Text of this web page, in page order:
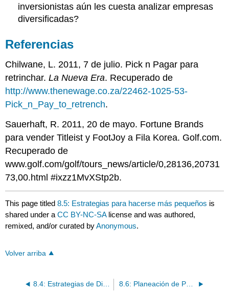
inversionistas aún les cuesta analizar empresas
diversificadas?
Referencias
Chilwane, L. 2011, 7 de julio. Pick n Pagar para
retrinchar.La Nueva Era. Recuperado de
http://www.thenewage.co.za/22462-1025-53-
Pick_n_Pay_to_retrench.
Sauerhaft, R. 2011, 20 de mayo. Fortune Brands
para vender Titleist y FootJoy a Fila Korea. Golf.com.
Recuperado de
www.golf.com/golf/tours_news/article/0,28136,20731
73,00.html #ixzz1MvXStp2b.
This page titled8.5: Estrategias para hacerse más pequeños is
shared under aCC BY-NC-SA license and was authored,
remixed, and/or curated byAnonymous.
Volver arriba
8.4: Estrategias de Diversificación 8.6: Planeación de Portafolio y Estrategia a Nivel Corporativo